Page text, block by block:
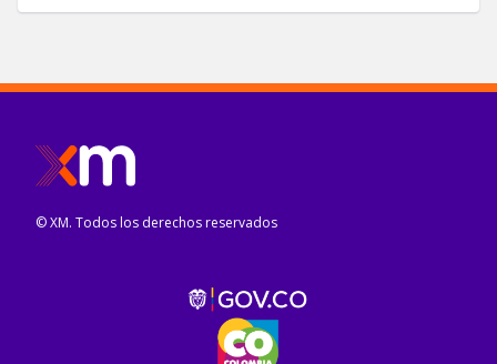
© XM. Todos los derechos reservados